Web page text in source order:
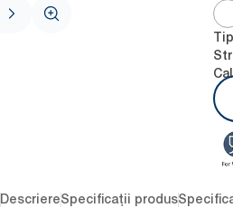
DescriereSpecificații produs